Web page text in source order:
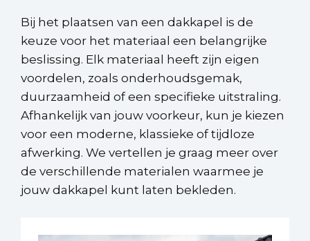
Bij het plaatsen van een dakkapel is de
keuze voor het materiaal een belangrijke
beslissing. Elk materiaal heeft zijn eigen
voordelen, zoals onderhoudsgemak,
duurzaamheid of een specifieke uitstraling.
Afhankelijk van jouw voorkeur, kun je kiezen
voor een moderne, klassieke of tijdloze
afwerking. We vertellen je graag meer over
de verschillende materialen waarmee je
jouw dakkapel kunt laten bekleden.